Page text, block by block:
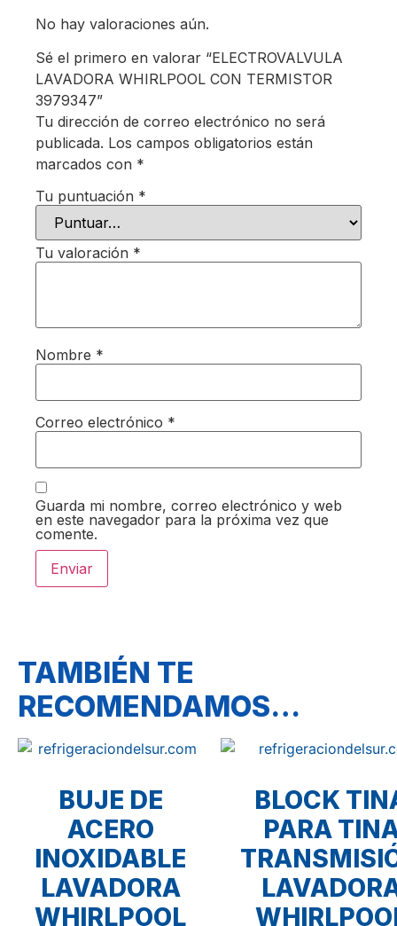
No hay valoraciones aún.
Sé el primero en valorar “ELECTROVALVULA
LAVADORA WHIRLPOOL CON TERMISTOR
3979347”
Tu dirección de correo electrónico no será
publicada. Los campos obligatorios están
marcados con *
Tu puntuación *
Tu valoración *
Nombre *
Correo electrónico *
Guarda mi nombre, correo electrónico y web
en este navegador para la próxima vez que
comente.
TAMBIÉN TE
RECOMENDAMOS…
BUJE DE
ACERO
INOXIDABLE
LAVADORA
WHIRLPOOL
BLOCK
PARA